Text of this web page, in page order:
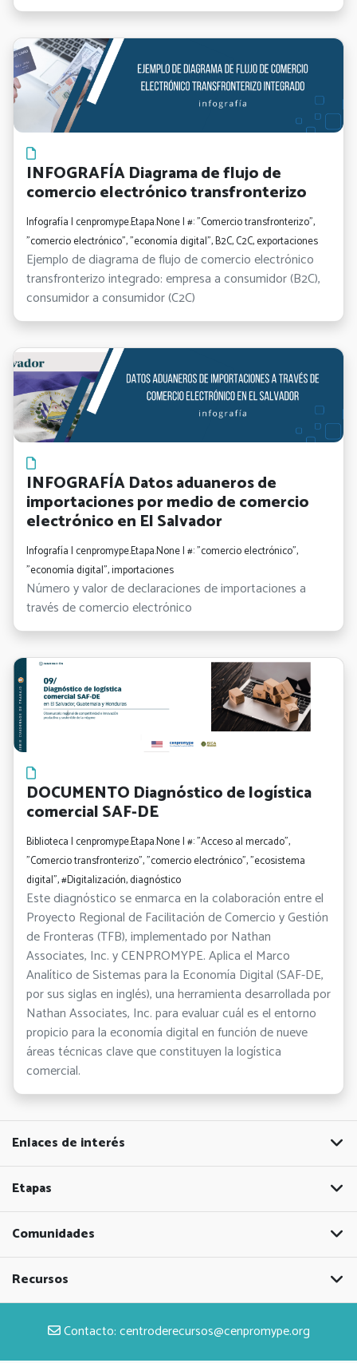
INFOGRAFÍA Diagrama de flujo de
comercio electrónico transfronterizo
Infografía | cenpromype.Etapa.None | #: "Comercio transfronterizo",
"comercio electrónico", "economía digital", B2C, C2C, exportaciones
Ejemplo de diagrama de flujo de comercio electrónico
transfronterizo integrado: empresa a consumidor (B2C),
consumidor a consumidor (C2C)
INFOGRAFÍA Datos aduaneros de
importaciones por medio de comercio
electrónico en El Salvador
Infografía | cenpromype.Etapa.None | #: "comercio electrónico",
"economía digital", importaciones
Número y valor de declaraciones de importaciones a
través de comercio electrónico
DOCUMENTO Diagnóstico de logística
comercial SAF-DE
Biblioteca | cenpromype.Etapa.None | #: "Acceso al mercado",
"Comercio transfronterizo", "comercio electrónico", "ecosistema
digital", #Digitalización, diagnóstico
Este diagnóstico se enmarca en la colaboración entre el
Proyecto Regional de Facilitación de Comercio y Gestión
de Fronteras (TFB), implementado por Nathan
Associates, Inc. y CENPROMYPE. Aplica el Marco
Analítico de Sistemas para la Economía Digital (SAF-DE,
por sus siglas en inglés), una herramienta desarrollada por
Nathan Associates, Inc. para evaluar cuál es el entorno
propicio para la economía digital en función de nueve
áreas técnicas clave que constituyen la logística
comercial.
Enlaces de interés
Etapas
Comunidades
Recursos
Contacto:centroderecursos@cenpromype.org